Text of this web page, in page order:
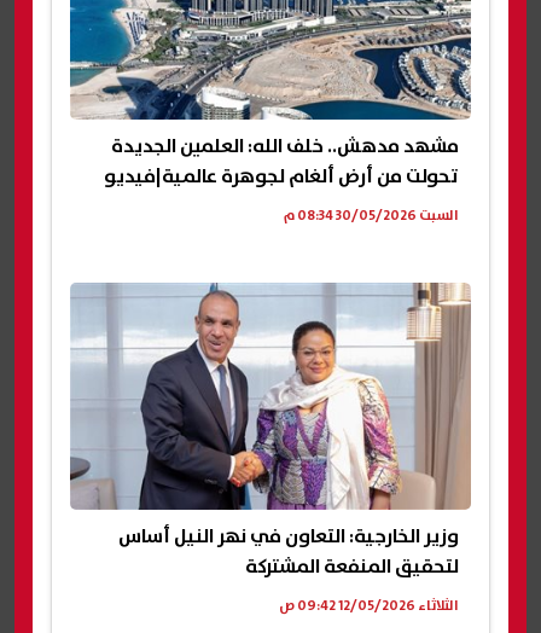
مشهد مدهش.. خلف الله: العلمين الجديدة
تحولت من أرض ألغام لجوهرة عالمية|فيديو
السبت 30/05/2026 08:34 م
وزير الخارجية: التعاون في نهر النيل أساس
لتحقيق المنفعة المشتركة
الثلاثاء 12/05/2026 09:42 ص